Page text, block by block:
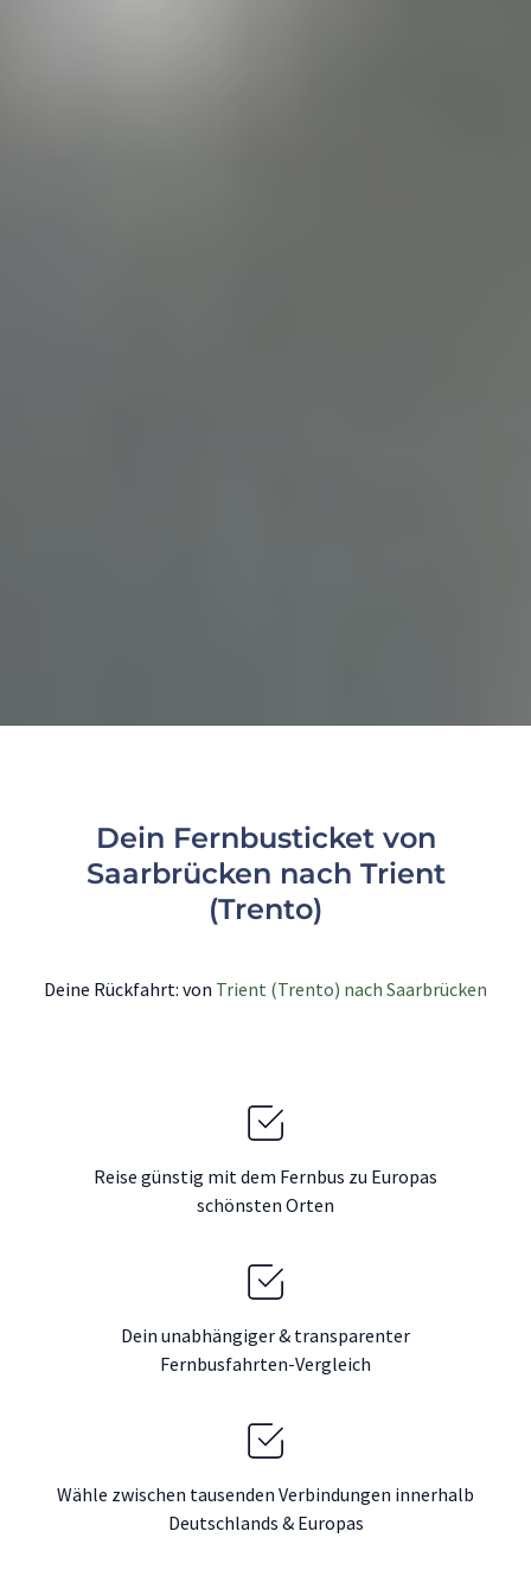
Dein Fernbusticket von
Saarbrücken nach Trient
(Trento)
Deine Rückfahrt: von Trient (Trento) nach Saarbrücken
Reise günstig mit dem Fernbus zu Europas
schönsten Orten
Dein unabhängiger & transparenter
Fernbusfahrten-Vergleich
Wähle zwischen tausenden Verbindungen innerhalb
Deutschlands & Europas